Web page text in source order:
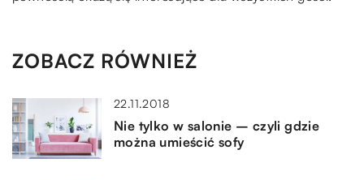
ZOBACZ RÓWNIEŻ
22.11.2018
Nie tylko w salonie – czyli gdzie
można umieścić sofy